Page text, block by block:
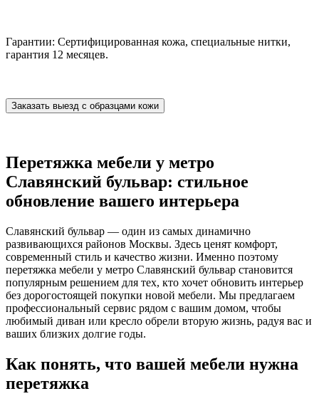
Гарантии: Сертифицированная кожа, специальные нитки,
гарантия 12 месяцев.
Заказать выезд с образцами кожи
Перетяжка мебели у метро
Славянский бульвар: стильное
обновление вашего интерьера
Славянский бульвар — один из самых динамично
развивающихся районов Москвы. Здесь ценят комфорт,
современный стиль и качество жизни. Именно поэтому
перетяжка мебели у метро Славянский бульвар становится
популярным решением для тех, кто хочет обновить интерьер
без дорогостоящей покупки новой мебели. Мы предлагаем
профессиональный сервис рядом с вашим домом, чтобы
любимый диван или кресло обрели вторую жизнь, радуя вас и
ваших близких долгие годы.
Как понять, что вашей мебели нужна
перетяжка